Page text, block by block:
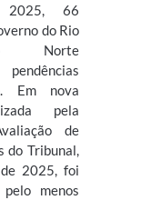
66
do Rio
Norte
Em nova
pela
de
do Tribunal,
2025, foi
menos